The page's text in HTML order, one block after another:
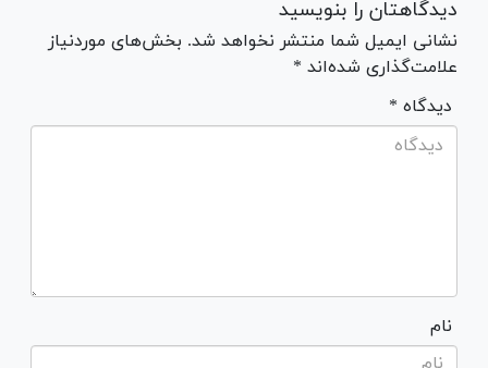
دیدگاهتان را بنویسید
نشانی ایمیل شما منتشر نخواهد شد. بخش‌های موردنیاز
علامت‌گذاری شده‌اند *
* دیدگاه
نام